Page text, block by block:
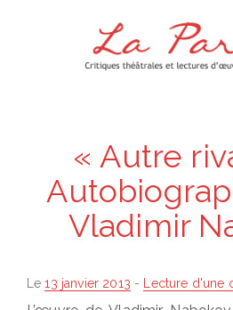
« Autre
Vladimir
LePosted
13 janvier 2013 - Lecture d'une